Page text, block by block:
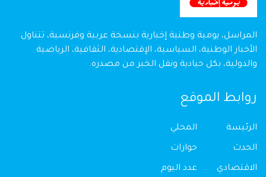
المراسل، يومية وطنية إخبارية بنسخة عربية وفرنسية، تتناول
الأخبار الوطنية، السياسية، الإقتصادية، الثقافية، الرياضية
والدولية، بكل حيادية ونقل الخبر من مصدره.
روابط الموقع
الرئيسة
الحدث
الاقتصادي
المحلي
حوارات
عدد اليوم